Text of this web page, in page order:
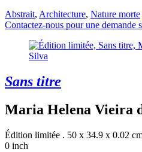
Abstrait, Architecture, Nature morte
Contactez-nous pour une demande
Sans titre
Maria Helena Vieira
Édition limitée . 50 x 34.9 x 0.02
0 inch